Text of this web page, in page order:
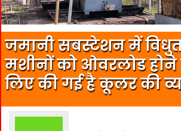
जमानी सबस्टेशन में
मशीनों को ओवरलोड
लिए की गई है कूलर की